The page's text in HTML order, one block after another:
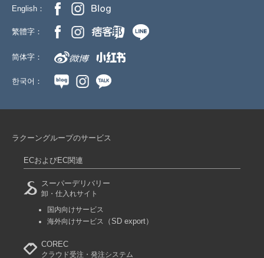
English：
繁體字：
简体字：
한국어：
ラクーングループのサービス
ECおよびEC関連
スーパーデリバリー
卸・仕入れサイト
国内向けサービス
海外向けサービス
（SD export）
COREC
クラウド受注・発注システム